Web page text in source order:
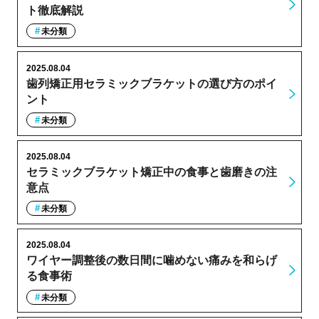
ト徹底解説
未分類
歯列矯正用セラミックブラケットの選び方のポイ
ント
2025.08.04
未分類
セラミックブラケット矯正中の食事と歯磨きの注
意点
2025.08.04
未分類
ワイヤー調整後の数日間に噛めない痛みを和らげ
る食事術
2025.08.04
未分類